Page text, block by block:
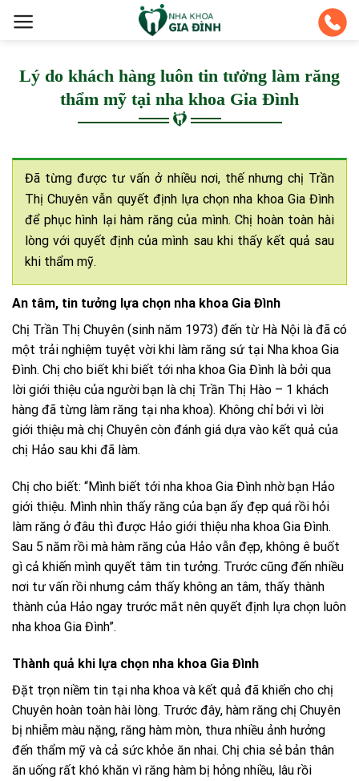
Lý do khách hàng luôn tin tưởng làm răng
thẩm mỹ tại nha khoa Gia Đình
Đã từng được tư vấn ở nhiều nơi, thế nhưng chị Trần
Thị Chuyên vẫn quyết định lựa chọn nha khoa Gia Đình
để phục hình lại hàm răng của mình. Chị hoàn toàn hài
lòng với quyết định của mình sau khi thấy kết quả sau
khi thẩm mỹ.
An tâm, tin tưởng lựa chọn nha khoa Gia Đình
Chị Trần Thị Chuyên (sinh năm 1973) đến từ Hà Nội là đã có
một trải nghiệm tuyệt vời khi làm răng sứ tại Nha khoa Gia
Đình. Chị cho biết khi biết tới nha khoa Gia Đình là bởi qua
lời giới thiệu của người bạn là chị Trần Thị Hào – 1 khách
hàng đã từng làm răng tại nha khoa). Không chỉ bởi vì lời
giới thiệu mà chị Chuyên còn đánh giá dựa vào kết quả của
chị Hảo sau khi đã làm.
Chị cho biết: “Mình biết tới nha khoa Gia Đình nhờ bạn Hảo
giới thiệu. Mình nhìn thấy răng của bạn ấy đẹp quá rồi hỏi
làm răng ở đâu thì được Hảo giới thiệu nha khoa Gia Đình.
Sau 5 năm rồi mà hàm răng của Hảo vẫn đẹp, không ê buốt
gì cả khiến mình quyết tâm tin tưởng. Trước cũng đến nhiều
nơi tư vấn rồi nhưng cảm thấy không an tâm, thấy thành
thành của Hảo ngay trước mắt nên quyết định lựa chọn luôn
nha khoa Gia Đình”.
Thành quả khi lựa chọn nha khoa Gia Đình
Đặt trọn niềm tin tại nha khoa và kết quả đã khiến cho chị
Chuyên hoàn toàn hài lòng. Trước đây, hàm răng chị Chuyên
bị nhiễm màu nặng, răng hàm mòn, thưa nhiều ảnh hưởng
đến thẩm mỹ và cả sức khỏe ăn nhai. Chị chia sẻ bản thân
ăn uống rất khó khăn vì răng hàm bị hỏng nhiều, lâu rồi